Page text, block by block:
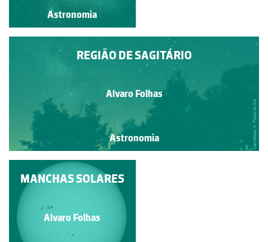
Astronomia
Astronomia
REGIÃO DE SAGITÁRIO
Alvaro Folhas
Astronomia
CÉU DE DEZEMBRO
Alvaro Folhas
MANCHAS SOLARES
Alvaro Folhas